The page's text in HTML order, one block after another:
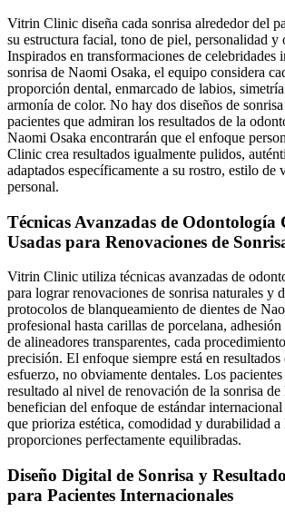
Vitrin Clinic diseña cada sonrisa alrededor del
su estructura facial, tono de piel, personalidad y
Inspirados en transformaciones de celebridades
sonrisa de Naomi Osaka, el equipo considera
proporción dental, enmarcado de labios,
armonía de color. No hay dos diseños de
pacientes que admiran los resultados de la
Naomi Osaka encontrarán que el enfoque
Clinic crea resultados igualmente pulidos,
adaptados específicamente a su rostro, estilo de
personal.
Técnicas Avanzadas de Odontología
Usadas para Renovaciones de
Vitrin Clinic utiliza técnicas avanzadas de
para lograr renovaciones de sonrisa naturales y
protocolos de blanqueamiento de dientes de
profesional hasta carillas de porcelana,
de alineadores transparentes, cada
precisión. El enfoque siempre está en resultados
esfuerzo, no obviamente dentales. Los
resultado al nivel de renovación de la sonrisa
benefician del enfoque de estándar
que prioriza estética, comodidad y durabilidad a
proporciones perfectamente equilibradas.
Diseño Digital de Sonrisa y
para Pacientes Internacionales